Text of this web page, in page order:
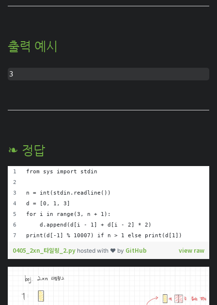
출력 예시
3
❧ 정답
from sys import stdin
n = int(stdin.readline())
d = [0, 1, 3]
for i in range(3, n + 1):
    d.append(d[i - 1] + d[i - 2] * 2)
print(d[-1] % 10007) if n > 1 else print(d[1])
view raw
0405_2xn_타일링_2.py hosted with ❤ by GitHub